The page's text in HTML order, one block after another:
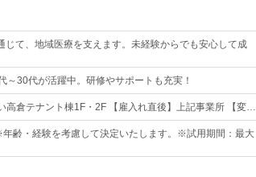
て、地域医療を支えます。未経験からでも安心して成
30代が活躍中。研修やサポートも充実！
倉テナント棟1F・2F 【雇入れ直後】上記事業所 【変…
齢・経験を考慮して決定いたします。※試用期間：最大